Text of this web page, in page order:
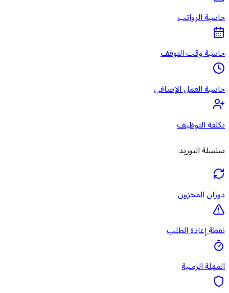
حاسبة الرواتب
حاسبة وقت التوقف
حاسبة العمل الإضافي
تكلفة التوظيف
سلسلة التوريد
دوران المخزون
نقطة إعادة الطلب
المهلة الزمنية